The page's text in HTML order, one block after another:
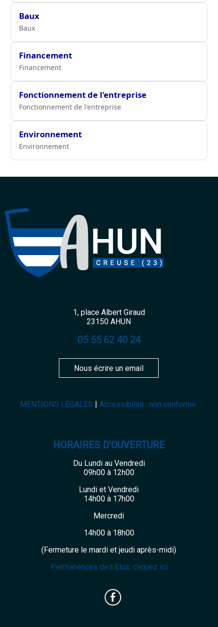
Baux
Baux
Financement
Financement
Fonctionnement de l'entreprise
Fonctionnement de l'entreprise
Environnement
Environnement
1, place Albert Giraud
23150 AHUN
05 55 62 40 24
Nous écrire un email
MENTIONS LÉGALES Accessibilité : non conforme
HORAIRES D'OUVERTURE
Du Lundi au Vendredi
09h00 à 12h00
Lundi et Vendredi
14h00 à 17h00
Mercredi
14h00 à 18h00
(Fermeture le mardi et jeudi après-midi)
Permanences des Elus, cliquez ici